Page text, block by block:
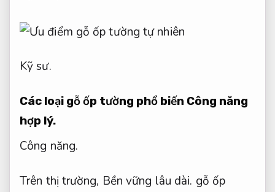
Kỹ sư.
Các loại gỗ ốp tường phổ biến Công năng
hợp lý.
Công năng.
Trên thị trường, Bền vững lâu dài. gỗ ốp